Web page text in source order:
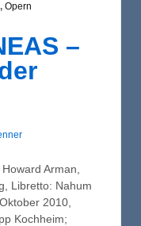
, Opern
–
Arman,
Libretto: Nahum
2010,
Kochheim;